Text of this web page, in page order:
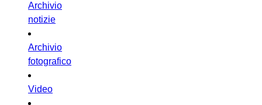
Archivio
notizie
Archivio
fotografico
Video